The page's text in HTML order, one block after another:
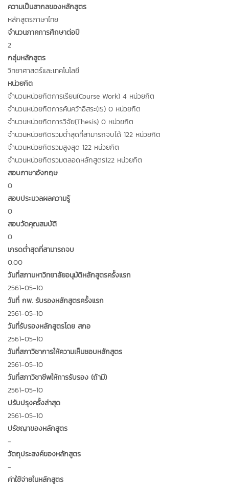
ความเป็นสากลของหลักสูตร
หลักสูตรภาษาไทย
จำนวนภาคการศึกษาต่อปี
2
กลุ่มหลักสูตร
วิทยาศาสตร์และเทคโนโลยี
หน่วยกิต
จำนวนหน่วยกิตการเรียน(Course Work) 4 หน่วยกิต
จำนวนหน่วยกิตการค้นคว้าอิสระ(IS) 0 หน่วยกิต
จำนวนหน่วยกิตการวิจัย(Thesis) 0 หน่วยกิต
จำนวนหน่วยกิตรวมต่ำสุดที่สามารถจบได้ 122 หน่วยกิต
จำนวนหน่วยกิตรวมสูงสุด 122 หน่วยกิต
จำนวนหน่วยกิตรวมตลอดหลักสูตร122 หน่วยกิต
สอบภาษาอังกฤษ
0
สอบประมวลผลความรู้
0
สอบวัดคุณสมบัติ
0
เกรดต่ำสุดที่สามารถจบ
0.00
วันที่สภามหาวิทยาลัยอนุมัติหลักสูตรครั้งแรก
2561-05-10
วันที่ กพ. รับรองหลักสูตรครั้งแรก
2561-05-10
วันที่รับรองหลักสูตรโดย สกอ
2561-05-10
วันที่สภาวิชาการให้ความเห็นชอบหลักสูตร
2561-05-10
วันที่สภาวิชาชีพให้การรับรอง (ถ้ามี)
2561-05-10
ปรับปรุงครั้งล่าสุด
2561-05-10
ปรัชญาของหลักสูตร
-
วัตถุประสงค์ของหลักสูตร
-
ค่าใช้จ่ายในหลักสูตร